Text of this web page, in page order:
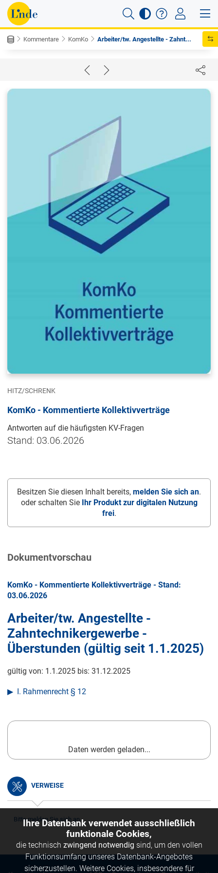
Kommentare KomKo Arbeiter/tw. Angestellte - Zahnt...
HITZ/SCHRENK
KomKo - Kommentierte Kollektivverträge
Antworten auf die häufigsten KV-Fragen
Stand: 03.06.2026
Besitzen Sie diesen Inhalt bereits, melden Sie sich an.
oder schalten Sie
Ihr Produkt zur digitalen Nutzung
frei.
Dokumentvorschau
KomKo - Kommentierte Kollektivverträge - Stand:
03.06.2026
Arbeiter/tw. Angestellte -
Zahntechnikergewerbe -
Überstunden (gültig seit 1.1.2025)
gültig von: 1.1.2025 bis: 31.12.2025
I. Rahmenrecht § 12
Daten werden geladen...
VERWEISE
Bitte melden Sie sich an.
Ihre Datenbank verwendet ausschließlich
funktionale Cookies,
die technisch zwingend notwendig sind, um den vollen
Funktionsumfang unseres Datenbank-Angebotes
sicherzustellen. Weitere Cookies, insbesondere für